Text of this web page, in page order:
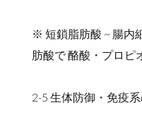
※ 短鎖脂肪酸 ~ 腸内
肪酸で 酪酸・プロピ
2-5 生体防御・免疫